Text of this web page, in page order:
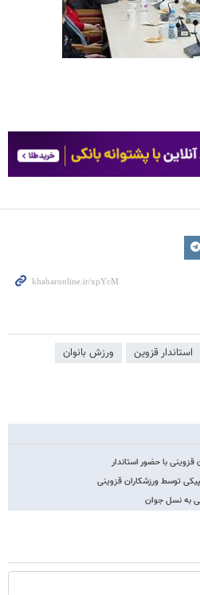
استاندار قزوین
ورزش بانوان
قزوینی با حضور استاندار
توسط ورزشکاران قزوینی
به نسل جوان